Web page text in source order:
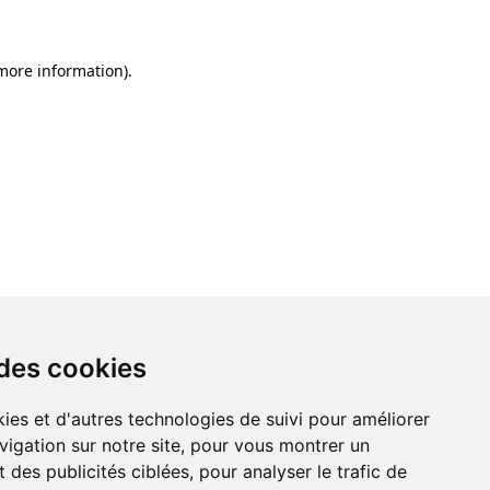
cookies
et d'autres technologies de suivi pour améliorer
sur notre site, pour vous montrer un
des publicités ciblées, pour analyser le trafic de
information).